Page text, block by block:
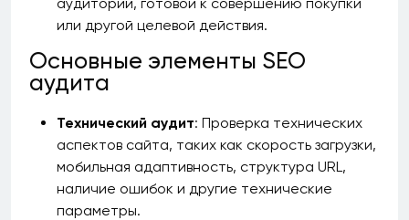
или другой целевой действия.
Основные элементы SEO
аудита
Технический аудит: Проверка технических
аспектов сайта, таких как скорость загрузки,
мобильная адаптивность, структура URL,
наличие ошибок и другие технические
параметры.